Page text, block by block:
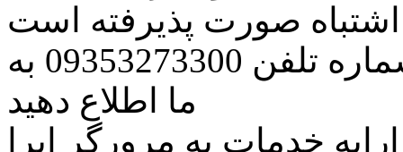
اشتباه صورت پذیرفته است
مراتب این مسئله را از طریق شماره تلفن 09353273300 به
ما اطلاع دهید
خدمات به مرورگر اپرا